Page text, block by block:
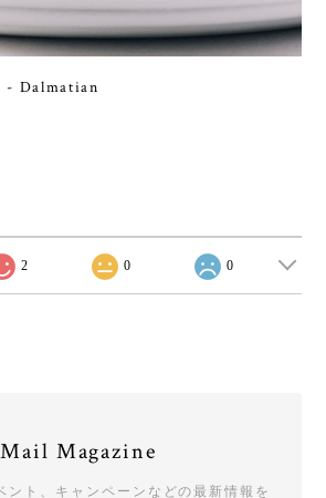
- Dalmatian
2 0 0
Mail Magazine
ント、キャンペーンなどの最新情報を